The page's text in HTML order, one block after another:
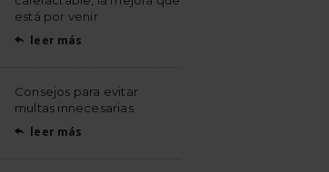
está por venir
 leer más
Consejos para evitar
multas innecesarias
 leer más